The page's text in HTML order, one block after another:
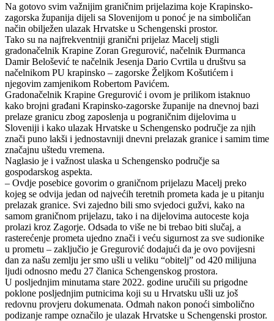
Na gotovo svim važnijim graničnim prijelazima koje Krapinsko-
zagorska županija dijeli sa Slovenijom u ponoć je na simboličan
način obilježen ulazak Hrvatske u Schengenski prostor.
Tako su na najfrekventniji granični prijelaz Macelj stigli
gradonačelnik Krapine Zoran Gregurović, načelnik Đurmanca
Damir Belošević te načelnik Jesenja Dario Cvrtila u društvu sa
načelnikom PU krapinsko – zagorske Željkom Košutićem i
njegovim zamjenikom Robertom Pavićem.
Gradonačelnik Krapine Gregurović i ovom je prilikom istaknuo
kako brojni građani Krapinsko-zagorske županije na dnevnoj bazi
prelaze granicu zbog zaposlenja u pograničnim dijelovima u
Sloveniji i kako ulazak Hrvatske u Schengensko područje za njih
znači puno lakši i jednostavniji dnevni prelazak granice i samim time
značajnu uštedu vremena.
Naglasio je i važnost ulaska u Schengensko područje sa
gospodarskog aspekta.
– Ovdje posebice govorim o graničnom prijelazu Macelj preko
kojeg se odvija jedan od najvećih teretnih prometa kada je u pitanju
prelazak granice. Svi zajedno bili smo svjedoci gužvi, kako na
samom graničnom prijelazu, tako i na dijelovima autoceste koja
prolazi kroz Zagorje. Odsada to više ne bi trebao biti slučaj, a
rasterećenje prometa ujedno znači i veću sigurnost za sve sudionike
u prometu – zaključio je Gregurović dodajući da je ovo povijesni
dan za našu zemlju jer smo ušli u veliku “obitelj” od 420 milijuna
ljudi odnosno među 27 članica Schengenskog prostora.
U posljednjim minutama stare 2022. godine uručili su prigodne
poklone posljednjim putnicima koji su u Hrvatsku ušli uz još
redovnu provjeru dokumenata. Odmah nakon ponoći simbolično
podizanje rampe označilo je ulazak Hrvatske u Schengenski prostor.